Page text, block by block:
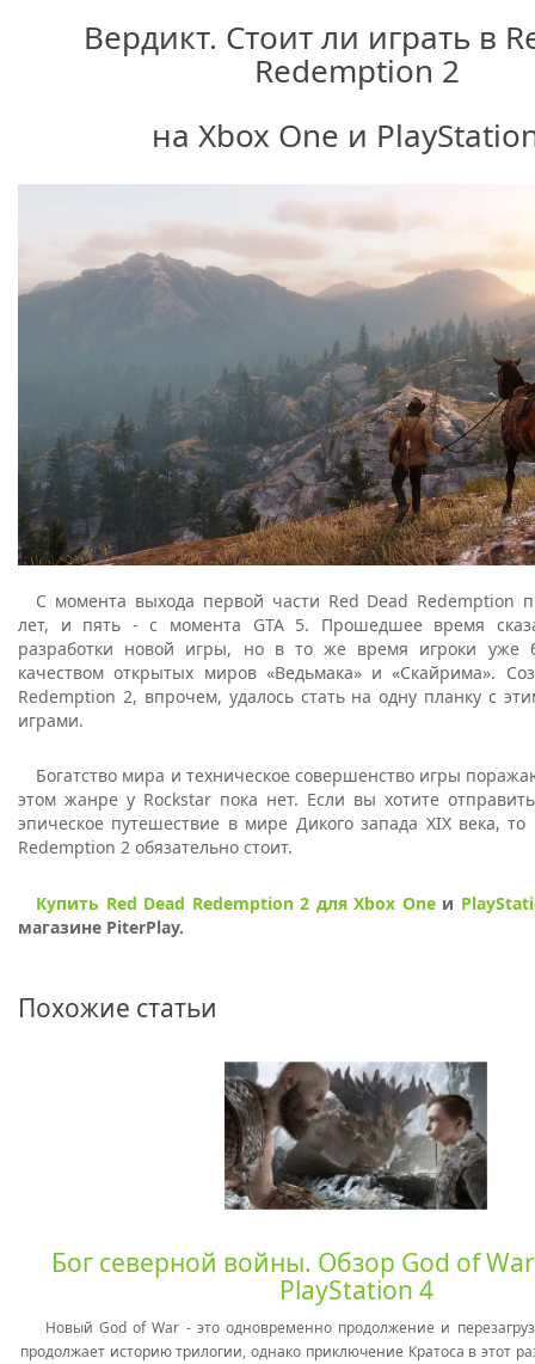
Вердикт. Стоит ли играть в
Redemption 2
на Xbox One и
С момента выхода первой части Red Dead Redemption
лет, и пять - с момента GTA 5. Прошедшее время
разработки новой игры, но в то же время игроки уже
качеством открытых миров «Ведьмака» и «Скайрима».
Redemption 2, впрочем, удалось стать на одну планку с
играми.
Богатство мира и техническое совершенство игры
этом жанре у Rockstar пока нет. Если вы хотите
эпическое путешествие в мире Дикого запада XIX века, то
Redemption 2 обязательно стоит.
Купить Red Dead Redemption 2 для Xbox Oneи
магазине PiterPlay.
Похожие статьи
Бог северной войны. Обзор God of
PlayStation 4
Новый God of War - это одновременно продолжение и
продолжает историю трилогии, однако приключение Кратоса в этот